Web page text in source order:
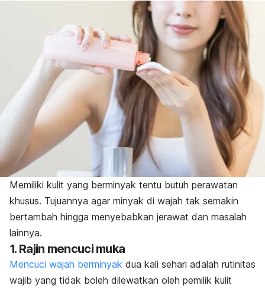
Memiliki kulit yang berminyak tentu butuh perawatan
khusus. Tujuannya agar minyak di wajah tak semakin
bertambah hingga menyebabkan jerawat dan masalah
lainnya.
1. Rajin mencuci muka
Mencuci wajah berminyak dua kali sehari adalah rutinitas
wajib yang tidak boleh dilewatkan oleh pemilik kulit